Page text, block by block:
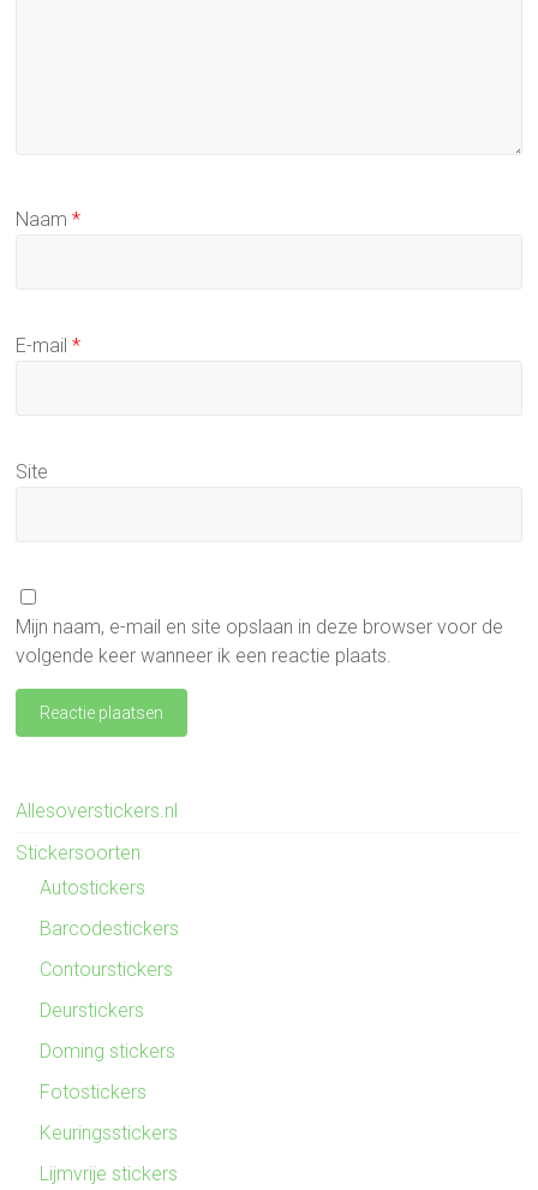
Naam*
E-mail*
Site
Mijn naam, e-mail en site opslaan in deze browser voor de
volgende keer wanneer ik een reactie plaats.
Allesoverstickers.nl
Stickersoorten
Autostickers
Barcodestickers
Contourstickers
Deurstickers
Doming stickers
Fotostickers
Keuringsstickers
Lijmvrije stickers